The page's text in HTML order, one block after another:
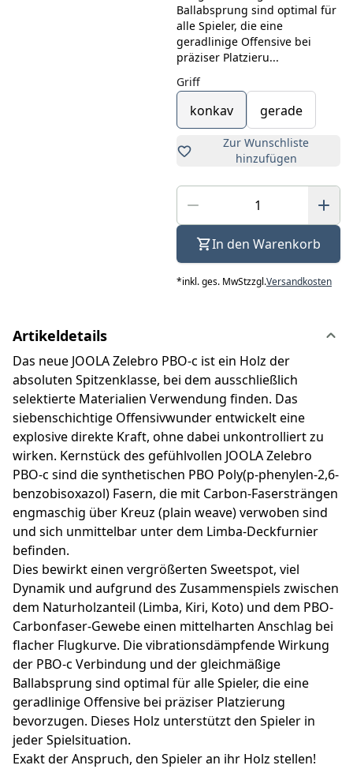
Ballabsprung sind optimal für
alle Spieler, die eine
geradlinige Offensive bei
präziser Platzieru...
Griff
konkav gerade
Zur Wunschliste
hinzufügen
In den Warenkorb
*inkl. ges. MwStzzgl.Versandkosten
Artikeldetails
Das neue JOOLA Zelebro PBO-c ist ein Holz der
absoluten Spitzenklasse, bei dem ausschließlich
selektierte Materialien Verwendung finden. Das
siebenschichtige Offensivwunder entwickelt eine
explosive direkte Kraft, ohne dabei unkontrolliert zu
wirken. Kernstück des gefühlvollen JOOLA Zelebro
PBO-c sind die synthetischen PBO Poly(p-phenylen-2,6-
benzobisoxazol) Fasern, die mit Carbon-Fasersträngen
engmaschig über Kreuz (plain weave) verwoben sind
und sich unmittelbar unter dem Limba-Deckfurnier
befinden.
Dies bewirkt einen vergrößerten Sweetspot, viel
Dynamik und aufgrund des Zusammenspiels zwischen
dem Naturholzanteil (Limba, Kiri, Koto) und dem PBO-
Carbonfaser-Gewebe einen mittelharten Anschlag bei
flacher Flugkurve. Die vibrationsdämpfende Wirkung
der PBO-c Verbindung und der gleichmäßige
Ballabsprung sind optimal für alle Spieler, die eine
geradlinige Offensive bei präziser Platzierung
bevorzugen. Dieses Holz unterstützt den Spieler in
jeder Spielsituation.
Exakt der Anspruch, den Spieler an ihr Holz stellen!